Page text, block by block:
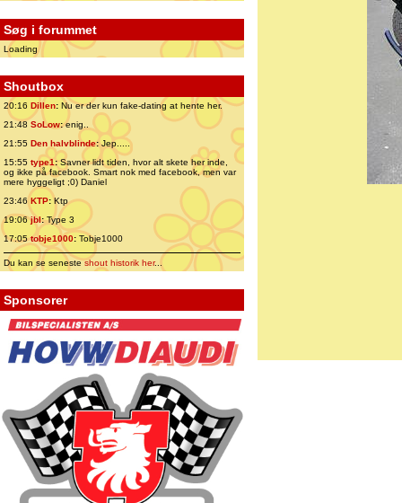
Søg i forummet
Loading
Shoutbox
20:16 Dillen: Nu er der kun fake-dating at hente her.
21:48 SoLow:enig..
21:55 Den halvblinde:Jep.....
15:55 type1:Savner lidt tiden, hvor alt skete her inde,
og ikke på facebook. Smart nok med facebook, men var
mere hyggeligt ;0) Daniel
23:46 KTP:Ktp
19:06jbl:Type 3
17:05tobje1000: Tobje1000
Du kan se senesteshout historik her...
Sponsorer